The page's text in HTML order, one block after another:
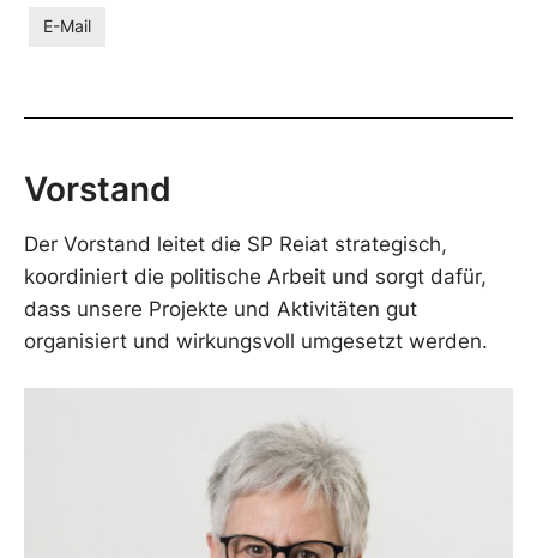
E-Mail
Vorstand
Der Vorstand leitet die SP Reiat strategisch,
koordiniert die politische Arbeit und sorgt dafür,
dass unsere Projekte und Aktivitäten gut
organisiert und wirkungsvoll umgesetzt werden.